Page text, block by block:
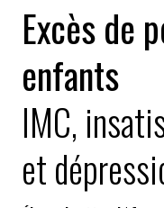
Excès de
enfants
IMC,
et